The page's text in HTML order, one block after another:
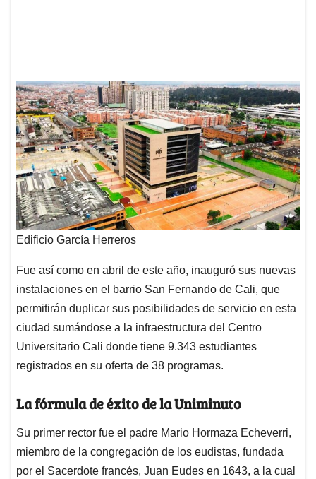
Edificio García Herreros
Fue así como en abril de este año, inauguró sus nuevas
instalaciones en el barrio San Fernando de Cali, que
permitirán duplicar sus posibilidades de servicio en esta
ciudad sumándose a la infraestructura del Centro
Universitario Cali donde tiene 9.343 estudiantes
registrados en su oferta de 38 programas.
La fórmula de éxito de la Uniminuto
Su primer rector fue el padre Mario Hormaza Echeverri,
miembro de la congregación de los eudistas, fundada
por el Sacerdote francés, Juan Eudes en 1643, a la cual